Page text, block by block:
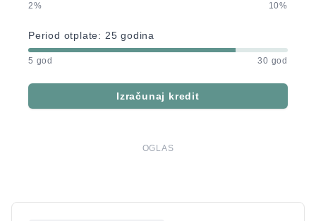
2% 10%
Period otplate: 25 godina
5 god 30 god
Izračunaj kredit
OGLAS